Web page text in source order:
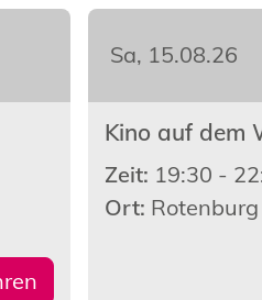
Sa, 15.08.26
Kino auf dem
Zeit: 19:30 -
Ort: